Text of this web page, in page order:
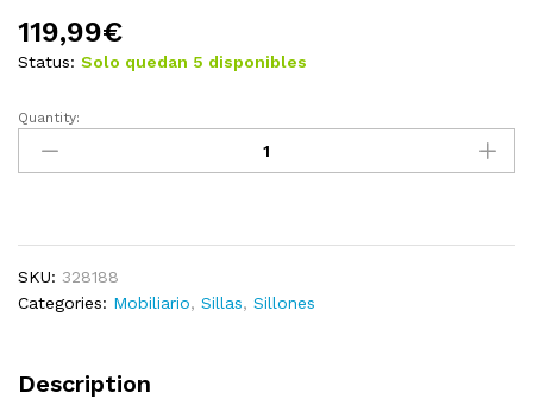
119,99€
Status: Solo quedan 5 disponibles
Silla
relajación
quantity
Quantity:
SKU: 328188
Categories: Mobiliario, Sillas, Sillones
Description